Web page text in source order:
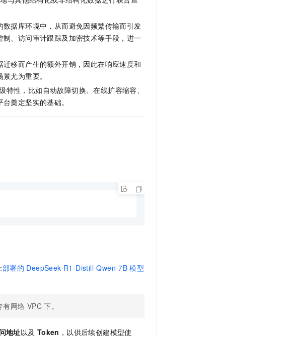
据库环境中，从而避免因频繁传输而引发
、访问审计跟踪及加密技术等手段，进一
移而产生的额外开销，因此在响应速度和
尤为重要。
特性，比如自动故障切换、在线扩容缩容、
奠定坚实的基础。
部署的 DeepSeek-R1-Distill-Qwen-7B 模型
有网络 VPC 下。
地址以及 Token ，以供后续创建模型使